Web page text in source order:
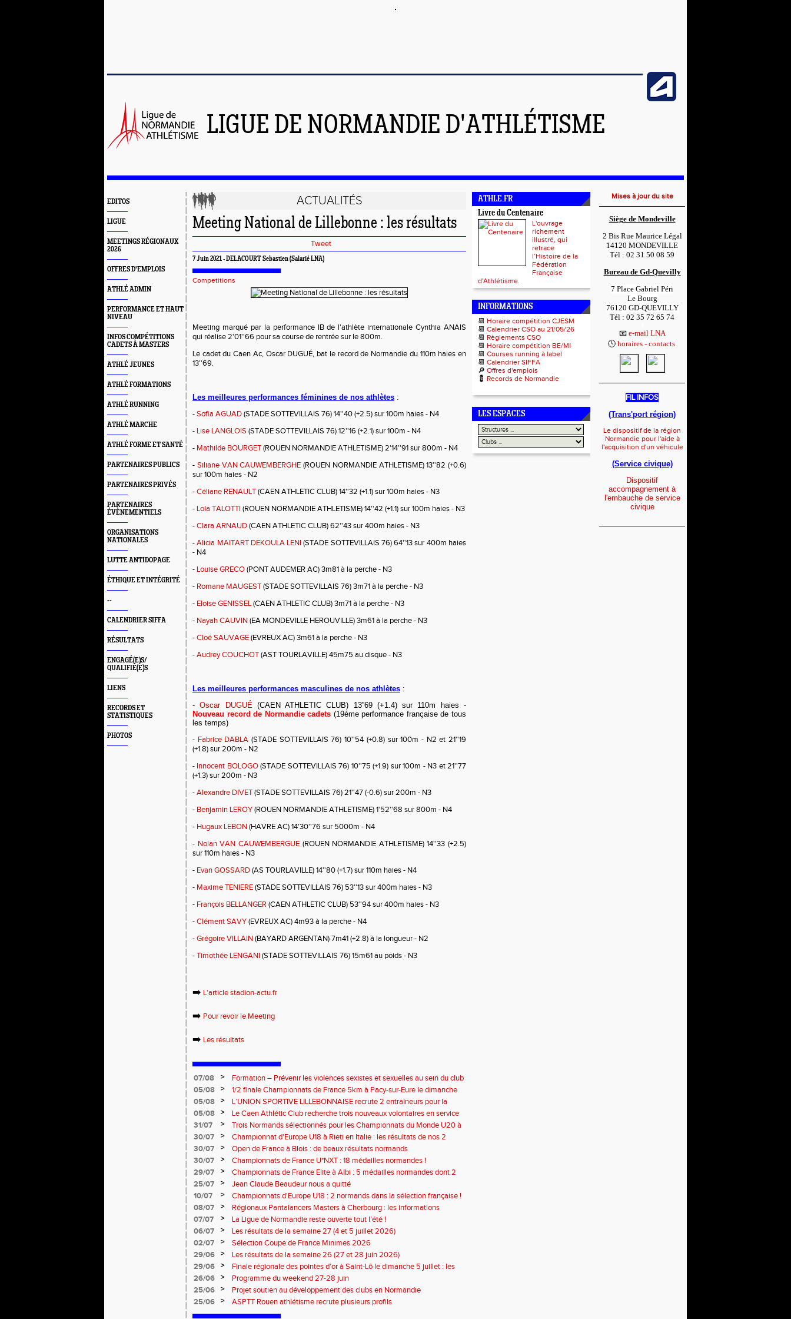
LIGUE DE NORMANDIE D'ATHLÉTISME
EDITOS
LIGUE
MEETINGS RÉGIONAUX
2026
OFFRES D'EMPLOIS
ATHLÉ ADMIN
PERFORMANCE ET HAUT
NIVEAU
INFOS COMPÉTITIONS
CADETS À MASTERS
ATHLÉ JEUNES
ATHLÉ FORMATIONS
ATHLÉ RUNNING
ATHLÉ MARCHE
ATHLÉ FORME ET SANTÉ
PARTENAIRES PUBLICS
PARTENAIRES PRIVÉS
PARTENAIRES
ÉVÈNEMENTIELS
ORGANISATIONS
NATIONALES
LUTTE ANTIDOPAGE
ÉTHIQUE ET INTÉGRITÉ
--
CALENDRIER SIFFA
RÉSULTATS
ENGAGÉ(E)S/
QUALIFIÉ(E)S
LIENS
RECORDS ET
STATISTIQUES
PHOTOS
ACTUALITÉS
Meeting National de Lillebonne : les résultats
Tweet
7 Juin 2021 - DELACOURT Sebastien (Salarié LNA)
Competitions
Meeting marqué par la performance IB de l'athlète internationale Cynthia ANAIS
qui réalise 2'01''66 pour sa course de rentrée sur le 800m.
Le cadet du Caen Ac, Oscar DUGUÉ, bat le record de Normandie du 110m haies en
13''69.
Les meilleures performances féminines de nos athlètes :
-Sofia AGUAD(STADE SOTTEVILLAIS 76) 14''40 (+2.5) sur 100m haies - N4
-Lise LANGLOIS (STADE SOTTEVILLAIS 76) 12''16 (+2.1) sur 100m - N4
- Mathilde BOURGET(ROUEN NORMANDIE ATHLETISME) 2'14''91 sur 800m - N4
- Siliane VAN CAUWEMBERGHE (ROUEN NORMANDIE ATHLETISME) 13''82 (+0.6)
sur 100m haies - N2
-Céliane RENAULT(CAEN ATHLETIC CLUB) 14''32 (+1.1) sur 100m haies - N3
-Lola TALOTTI(ROUEN NORMANDIE ATHLETISME) 14''42 (+1.1) sur 100m haies - N3
-Clara ARNAUD(CAEN ATHLETIC CLUB) 62''43 sur 400m haies - N3
-Alicia MAITART DEKOULA LENI(STADE SOTTEVILLAIS 76) 64''13 sur 400m haies
- N4
-Louise GRECO(PONT AUDEMER AC) 3m81 à la perche - N3
- Romane MAUGEST(STADE SOTTEVILLAIS 76) 3m71 à la perche - N3
- Eloise GENISSEL(CAEN ATHLETIC CLUB) 3m71 à la perche - N3
- Nayah CAUVIN(EA MONDEVILLE HEROUVILLE) 3m61 à la perche - N3
-Cloé SAUVAGE(EVREUX AC) 3m61 à la perche - N3
-Audrey COUCHOT(AST TOURLAVILLE) 45m75 au disque - N3
Les meilleures performances masculines de nos athlètes :
-Oscar DUGUÉ(CAEN ATHLETIC CLUB) 13''69 (+1.4) sur 110m haies -
Nouveau record de Normandie cadets (19ème performance française de tous
les temps)
- Fabrice DABLA (STADE SOTTEVILLAIS 76) 10''54 (+0.8) sur 100m - N2 et 21''19
(+1.8) sur 200m - N2
- Innocent BOLOGO(STADE SOTTEVILLAIS 76) 10''75 (+1.9) sur 100m - N3 et 21''77
(+1.3) sur 200m - N3
-Alexandre DIVET(STADE SOTTEVILLAIS 76) 21''47 (-0.6) sur 200m - N3
- Benjamin LEROY(ROUEN NORMANDIE ATHLETISME) 1'52''68 sur 800m - N4
- Hugaux LEBON(HAVRE AC) 14'30''76 sur 5000m - N4
- Nolan VAN CAUWEMBERGUE(ROUEN NORMANDIE ATHLETISME) 14''33 (+2.5)
sur 110m haies - N3
- Evan GOSSARD(AS TOURLAVILLE) 14''80 (+1.7) sur 110m haies - N4
- Maxime TENIERE(STADE SOTTEVILLAIS 76) 53''13 sur 400m haies - N3
- François BELLANGER(CAEN ATHLETIC CLUB) 53''94 sur 400m haies - N3
-Clément SAVY(EVREUX AC) 4m93 à la perche - N4
-Grégoire VILLAIN(BAYARD ARGENTAN) 7m41 (+2.8) à la longueur - N2
-Timothée LENGANI(STADE SOTTEVILLAIS 76) 15m61 au poids - N3
➡️ L'article stadion-actu.fr
➡️ Pour revoir le Meeting
➡️ Les résultats
07/08 >
Formation – Prévenir les violences sexistes et sexuelles au sein du club
: le 26 septembre 2026
05/08 >
1/2 finale Championnats de France 5km à Pacy-sur-Eure le dimanche
13 septembre 2026 : les informations
05/08 >
L’UNION SPORTIVE LILLEBONNAISE recrute 2 entraineurs pour la
rentrée 2026
05/08 >
Le Caen Athlétic Club recherche trois nouveaux volontaires en service
civique à compter de septembre 2026
31/07 >
Trois Normands sélectionnés pour les Championnats du Monde U20 à
Eugene !
30/07 >
Championnat d'Europe U18 à Rieti en Italie : les résultats de nos 2
normands
30/07 >
Open de France à Blois : de beaux résultats normands
30/07
>
Championnats de France U*NXT : 18 médailles normandes !
29/07
>
Championnats de France Elite à Albi : 5 médailles normandes dont 2
titres !
25/07 >
Jean Claude Beaudeur nous a quitté
10/07
>
Championnats d'Europe U18 : 2 normands dans la sélection française !
08/07
>
Régionaux Pantalancers Masters à Cherbourg : les informations
07/07
>
La Ligue de Normandie reste ouverte tout l’été !
06/07
>
Les résultats de la semaine 27 (4 et 5 juillet 2026)
02/07
>
Sélection Coupe de France Minimes 2026
29/06
>
Les résultats de la semaine 26 (27 et 28 juin 2026)
29/06
>
Finale régionale des pointes d'or à Saint-Lô le dimanche 5 juillet : les
informations
26/06 >
Programme du weekend 27-28 juin
25/06
>
Projet soutien au développement des clubs en Normandie
25/06
> ASPTT Rouen athlétisme recrute plusieurs profils
ATHLE.FR
Livre du Centenaire
L'ouvrage
richement
illustré, qui
retrace
l’Histoire de la
Fédération
Française
d'Athlétisme.
INFORMATIONS
📆 Horaire compétition CJESM
📆 Calendrier CSO au 21/05/26
📆 Règlements CSO
📆 Horaire compétition BE/MI
📆 Courses running à label
📆 Calendrier SIFFA
🔎 Offres d'emplois
💈 Records de Normandie
LES ESPACES
Mises à jour du site
Siège de Mondeville
2 Bis Rue Maurice Légal
14120 MONDEVILLE
Tél : 02 31 50 08 59
Bureau de Gd-Quevilly
7 Place Gabriel Péri
Le Bourg
76120 GD-QUEVILLY
Tél : 02 35 72 65 74
📧 e-mail LNA
🕓 horaires - contacts1
FIL INFOS
(Trans'port région)
Le dispositif de la région
Normandie pour l'aide à
l'acquisition d'un véhicule
(Service civique)
Dispositif
accompagnement à
l'embauche de service
civique